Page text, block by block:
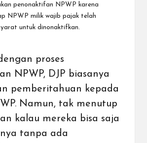
penonaktifan NPWP karena
NPWP milik wajib pajak telah
untuk dinonaktifkan.
proses
NPWP, DJP biasanya
pemberitahuan kepada
Namun, tak menutup
kalau mereka bisa saja
tanpa ada